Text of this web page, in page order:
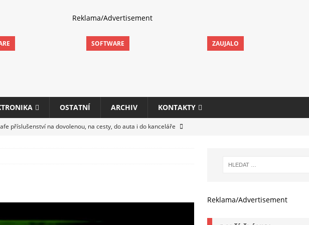
Reklama/Advertisement
OSTATNÍ ARCHIV KONTAKTY
příslušenství na dovolenou, na cesty, do auta i do kanceláře
COMPUTEX 2025 představí nové příslušenství pro hráče,
SOFTWARE
Reklama/Advertisement
ZAUJALO